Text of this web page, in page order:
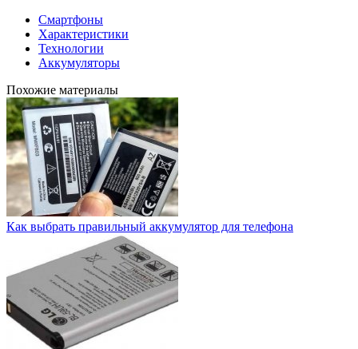
Смартфоны
Характеристики
Технологии
Аккумуляторы
Похожие материалы
Как выбрать правильный аккумулятор для телефона